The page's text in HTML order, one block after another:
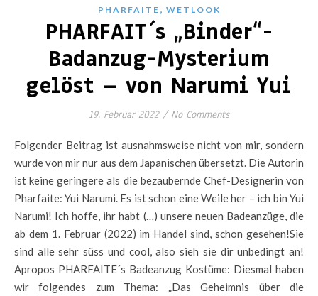
PHARFAITE , WETLOOK
PHARFAIT´s „Binder“-
Badanzug-Mysterium
gelöst – von Narumi Yui
19. Februar 2022 / No Comments
Folgender Beitrag ist ausnahmsweise nicht von mir, sondern
wurde von mir nur aus dem Japanischen übersetzt. Die Autorin
ist keine geringere als die bezaubernde Chef-Designerin von
Pharfaite: Yui Narumi. Es ist schon eine Weile her – ich bin Yui
Narumi! Ich hoffe, ihr habt (…) unsere neuen Badeanzüge, die
ab dem 1. Februar (2022) im Handel sind, schon gesehen!Sie
sind alle sehr süss und cool, also sieh sie dir unbedingt an!
Apropos PHARFAITE´s Badeanzug Kostüme: Diesmal haben
wir folgendes zum Thema: „Das Geheimnis über die